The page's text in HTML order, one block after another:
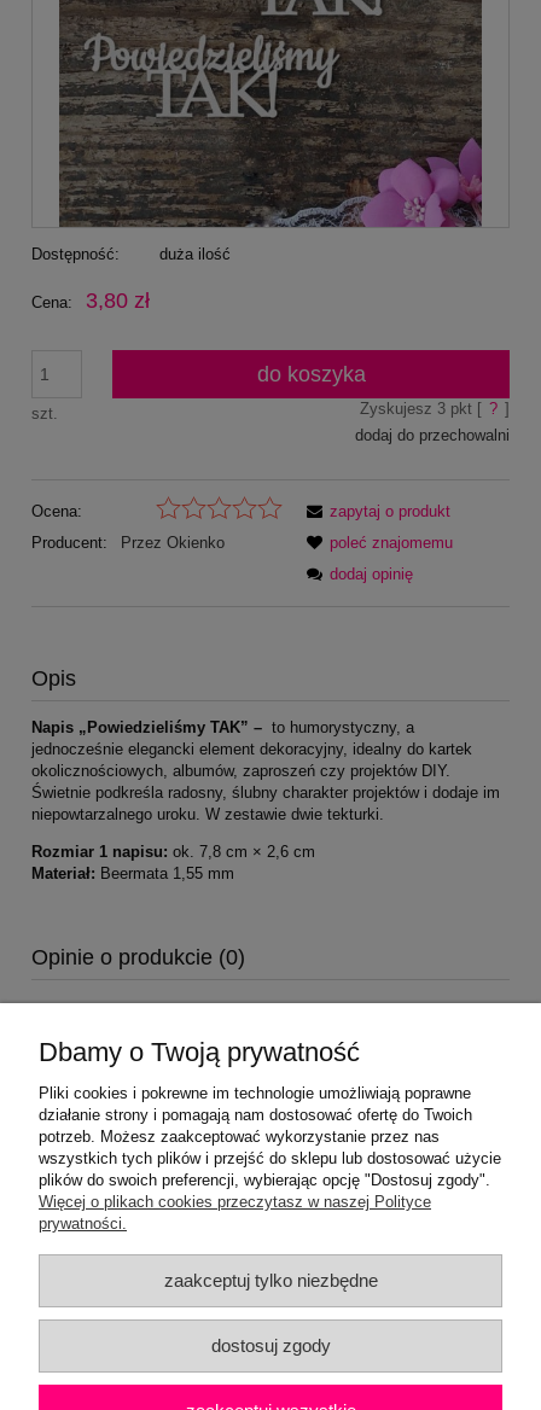
Dostępność: duża ilość
Cena: 3,80 zł
szt.
do koszyka
Zyskujesz 3pkt [ ? ]
dodaj do przechowalni
Ocena:
Producent:
Przez Okienko
zapytaj o produkt
poleć znajomemu
dodaj opinię
Opis
Napis „Powiedzieliśmy TAK” – to humorystyczny, a
jednocześnie elegancki element dekoracyjny, idealny do kartek
okolicznościowych, albumów, zaproszeń czy projektów DIY.
Świetnie podkreśla radosny, ślubny charakter projektów i dodaje im
niepowtarzalnego uroku. W zestawie dwie tekturki.
Rozmiar 1 napisu: ok. 7,8 cm × 2,6 cm
Materiał: Beermata 1,55 mm
Opinie o produkcie (0)
Pomoc
Moje konto
Płatności i dostawa
Informacje
Dbamy o Twoją prywatność
Pliki cookies i pokrewne im technologie umożliwiają poprawne
działanie strony i pomagają nam dostosować ofertę do Twoich
potrzeb. Możesz zaakceptować wykorzystanie przez nas
wszystkich tych plików i przejść do sklepu lub dostosować użycie
plików do swoich preferencji, wybierając opcję "Dostosuj zgody".
Więcej o plikach cookies przeczytasz w naszej Polityce
prywatności.
zaakceptuj tylko niezbędne
dostosuj zgody